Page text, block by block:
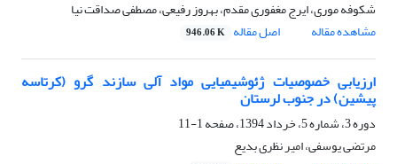
شکوفه موری، ایرج مغفوری مقدم، بهروز رفیعی، مصطفی صداقت نیا
مشاهده مقاله
اصل مقاله 946.06 K
ارزیابی خصوصیات ژئوشیمیایی مواد آلی سازند گرو (کرتاسه
پیشین) در جنوب لرستان
دوره 3، شماره 5، خرداد 1394، صفحه
1-11
مرتضی یوسفی، امیر نظری بدیع